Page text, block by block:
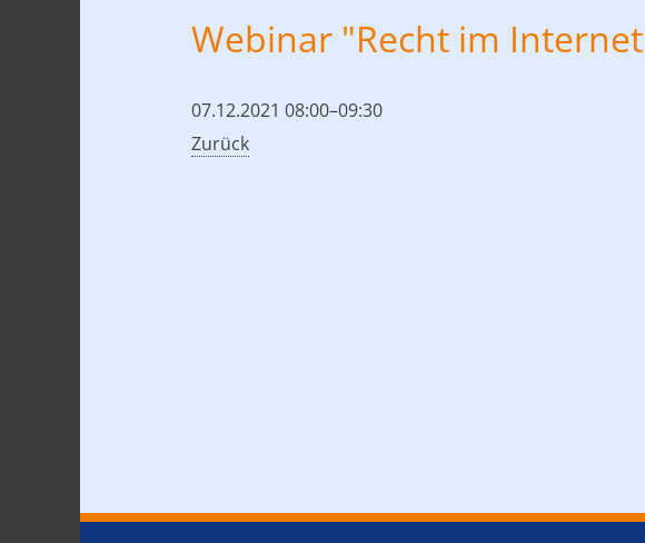
Webinar "Recht im
07.12.2021 08:00–09:30
Zurück